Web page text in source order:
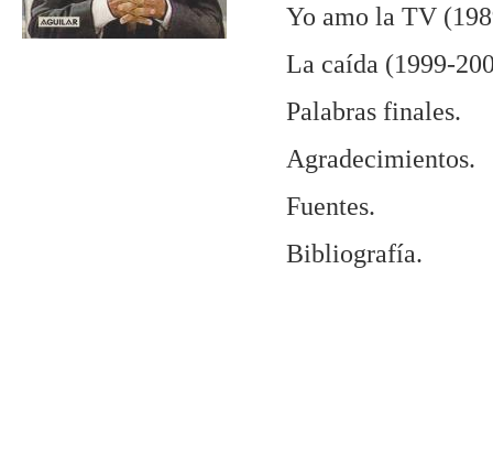
Yo amo la TV
La caída (1999-
Palabras finales.
Agradecimientos.
Fuentes.
Bibliografía.